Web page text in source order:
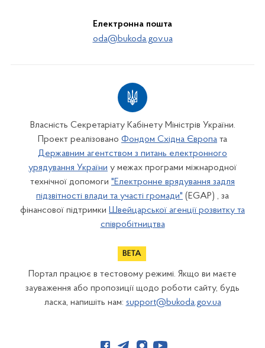
Електронна пошта
oda@bukoda.gov.ua
Власність Секретаріату Кабінету Міністрів України.
Проект реалізовано Фондом Східна Європа та
Державним агентством з питань електронного
урядування України у межах програми міжнародної
технічної допомоги "Електронне врядування задля
підзвітності влади та участі громади" (EGAP) , за
фінансової підтримки Швейцарської агенції розвитку та
співробітництва
Портал працює в тестовому режимі. Якщо ви маєте
зауваження або пропозиції щодо роботи сайту, будь
ласка, напишіть нам: support@bukoda.gov.ua